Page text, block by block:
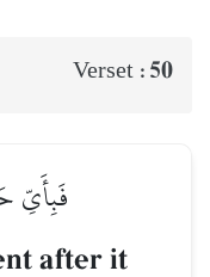
Verset : 50
فَبِأَيِّ
after it